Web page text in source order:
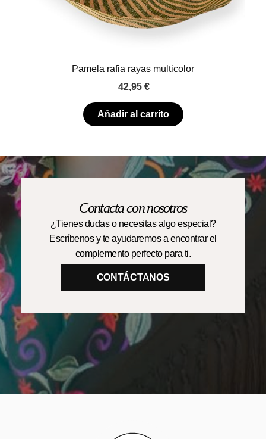
Pamela rafia rayas multicolor
42,95 €
Añadir al carrito
Contacta con nosotros
¿Tienes dudas o necesitas algo especial?
Escríbenos y te ayudaremos a encontrar el
complemento perfecto para ti.
CONTÁCTANOS